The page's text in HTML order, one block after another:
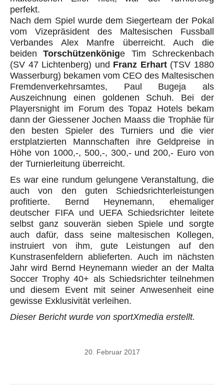
perfekt.
Nach dem Spiel wurde dem Siegerteam der Pokal
vom Vizepräsident des Maltesischen Fussball
Verbandes Alex Manfre überreicht. Auch die
beidenTorschützenkönige Tim Schreckenbach
(SV 47 Lichtenberg) und Franz Erhart(TSV 1880
Wasserburg) bekamen vom CEO des Maltesischen
Fremdenverkehrsamtes, Paul Bugeja als
Auszeichnung einen goldenen Schuh. Bei der
Playersnight im Forum des Topaz Hotels bekam
dann der Giessener Jochen Maass die Trophäe für
den besten Spieler des Turniers und die vier
erstplatzierten Mannschaften ihre Geldpreise in
Höhe von 1000,-, 500,-, 300,- und 200,- Euro von
der Turnierleitung überreicht.
Es war eine rundum gelungene Veranstaltung, die
auch von den guten Schiedsrichterleistungen
profitierte. Bernd Heynemann, ehemaliger
deutscher FIFA und UEFA Schiedsrichter leitete
selbst ganz souverän sieben Spiele und sorgte
auch dafür, dass seine maltesischen Kollegen,
instruiert von ihm, gute Leistungen auf den
Kunstrasenfeldern ablieferten. Auch im nächsten
Jahr wird Bernd Heynemann wieder an der Malta
Soccer Trophy 40+ als Schiedsrichter teilnehmen
und diesem Event mit seiner Anwesenheit eine
gewisse Exklusivität verleihen.
Dieser Bericht wurde von sportXmedia erstellt.
20. Februar 2017